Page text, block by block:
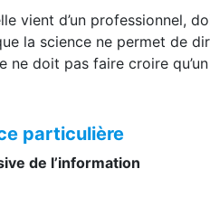
vient d’un professionnel,
la science ne permet de
doit pas faire croire qu’un
particulière